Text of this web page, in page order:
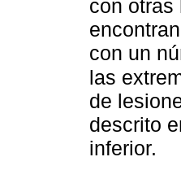
con otras
con un
las
de
descrito
inferior.